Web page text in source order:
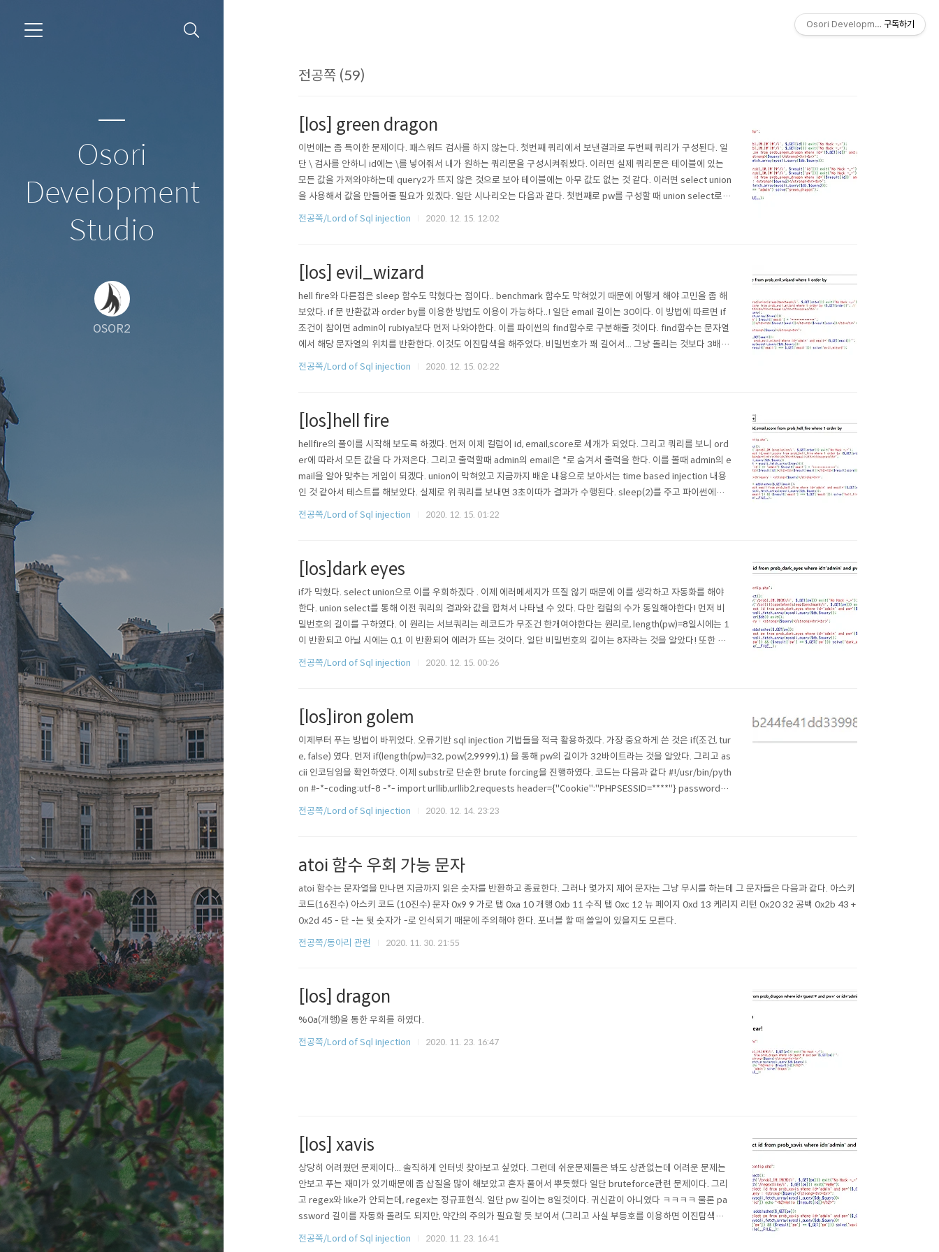
Osori
Development
Studio
OSOR2
전공쪽 (59)
[los] green dragon
이번에는 좀 특이한 문제이다. 패스워드 검사를 하지 않는다. 첫번째 쿼리에서 보낸결과로 두번째 쿼리가 구성된다. 일
단 \ 검사를 안하니 id에는 \를 넣어줘서 내가 원하는 쿼리문을 구성시켜줘봤다. 이러면 실제 쿼리문은 테이블에 있는
모든 값을 가져와야하는데 query2가 뜨지 않은 것으로 보아 테이블에는 아무 값도 없는 것 같다. 이러면 select union
을 사용해서 값을 만들어줄 필요가 있겠다. 일단 시나리오는 다음과 같다. 첫번째로 pw를 구성할 때 union select로
값을 2개 반환하는데, 2번째(패스워드) 값이 다시 select union으로 구성된 문장이여야 한다. 두번째에는 id만 가져오
전공쪽/Lord of Sql injection 2020. 12. 15. 12:02
[los] evil_wizard
hell fire와 다른점은 sleep 함수도 막혔다는 점이다.. benchmark 함수도 막혀있기 때문에 어떻게 해야 고민을 좀 해
보았다. if 문 반환값과 order by를 이용한 방법도 이용이 가능하다..! 일단 email 길이는 30이다. 이 방법에 따르면 if
조건이 참이면 admin이 rubiya보다 먼저 나와야한다. 이를 파이썬의 find함수로 구분해줄 것이다. find함수는 문자열
에서 해당 문자열의 위치를 반환한다. 이것도 이진탐색을 해주었다. 비밀번호가 꽤 길어서... 그냥 돌리는 것보다 3배이
상 빠른 것 같다. 클리어! 상당히 재미있는 방법이였다. #!/usr/bin/python #-*-coding:utf-8 -*- import urllib,urlli
전공쪽/Lord of Sql injection 2020. 12. 15. 02:22
[los]hell fire
hellfire의 풀이를 시작해 보도록 하겠다. 먼저 이제 컬럼이 id, email,score로 세개가 되었다. 그리고 쿼리를 보니 ord
er에 따라서 모든 값을 다 가져온다. 그리고 출력할때 admin의 email은 *로 숨겨서 출력을 한다. 이를 볼때 admin의 e
mail을 알아 맞추는 게임이 되겠다. union이 막혀있고 지금까지 배운 내용으로 보아서는 time based injection 내용
인 것 같아서 테스트를 해보았다. 실제로 위 쿼리를 보내면 3초이따가 결과가 수행된다. sleep(2)를 주고 파이썬에서
실행시간 측정을 해보았다. 2초가 걸리는 것을 알 수 있었고 이를 이용해 brute forcing을 하면 될 것 같았다. 그리고
전공쪽/Lord of Sql injection 2020. 12. 15. 01:22
[los]dark eyes
if가 막혔다. select union으로 이를 우회하겠다 . 이제 에러메세지가 뜨질 않기 때문에 이를 생각하고 자동화를 해야
한다. union select를 통해 이전 쿼리의 결과와 값을 합쳐서 나타낼 수 있다. 다만 컬럼의 수가 동일해야한다! 먼저 비
밀번호의 길이를 구하였다. 이 원리는 서브쿼리는 레코드가 무조건 한개여야한다는 원리로, length(pw)=8일시에는 1
이 반환되고 아닐 시에는 0,1 이 반환되어 에러가 뜨는 것이다. 일단 비밀번호의 길이는 8자라는 것을 알았다! 또한 비
밀번호가 ascii로 인코딩 되있다는 것도 알아냈다. 이제 자동화를 돌려줄 수 있을 것 같다. (select 1 union select su
전공쪽/Lord of Sql injection 2020. 12. 15. 00:26
[los]iron golem
이제부터 푸는 방법이 바뀌었다. 오류기반 sql injection 기법들을 적극 활용하겠다. 가장 중요하게 쓴 것은 if(조건, tur
e, false) 였다. 먼저 if(length(pw)=32, pow(2,9999),1) 을 통해 pw의 길이가 32바이트라는 것을 알았다. 그리고 as
cii 인코딩임을 확인하였다. 이제 substr로 단순한 brute forcing을 진행하였다. 코드는 다음과 같다 #!/usr/bin/pyth
on #-*-coding:utf-8 -*- import urllib,urllib2,requests header={"Cookie":"PHPSESSID=****"} password=''
a='' for i in range(1,33) : admin=0 guest=0 b=[0,0,0,0] ..
전공쪽/Lord of Sql injection 2020. 12. 14. 23:23
atoi 함수 우회 가능 문자
atoi 함수는 문자열을 만나면 지금까지 읽은 숫자를 반환하고 종료한다. 그러나 몇가지 제어 문자는 그냥 무시를 하는데 그 문자들은 다음과 같다. 아스키
코드(16진수) 아스키 코드 (10진수) 문자 0x9 9 가로 탭 0xa 10 개행 0xb 11 수직 탭 0xc 12 뉴 페이지 0xd 13 케리지 리턴 0x20 32 공백 0x2b 43 +
0x2d 45 - 단 -는 뒷 숫자가 -로 인식되기 때문에 주의해야 한다. 포너블 할 때 쓸일이 있을지도 모른다.
전공쪽/동아리 관련
2020. 11. 30. 21:55
[los] dragon
%0a(개행)을 통한 우회를 하였다.
전공쪽/Lord of Sql injection
2020. 11. 23. 16:47
[los] xavis
상당히 어려웠던 문제이다... 솔직하게 인터넷 찾아보고 싶었다. 그런데 쉬운문제들은 봐도 상관없는데 어려운 문제는
안보고 푸는 재미가 있기때문에 좀 삽질을 많이 해보았고 혼자 풀어서 뿌듯했다 일단 bruteforce관련 문제이다. 그리
고 regex와 like가 안되는데, regex는 정규표현식. 일단 pw 길이는 8일것이다. 귀신같이 아니였다 ㅋㅋㅋㅋ 물론 pa
ssword 길이를 자동화 돌려도 되지만, 약간의 주의가 필요할 듯 보여서 (그리고 사실 부등호를 이용하면 이진탐색이
가능하고 이건 손으로 하는게 더 빠를 것 같아서. ) order by로 admin이 최상단에 위치하게 해주겠다. 비번은 12바이
전공쪽/Lord of Sql injection 2020. 11. 23. 16:41
Osori Development Studio
구독하기